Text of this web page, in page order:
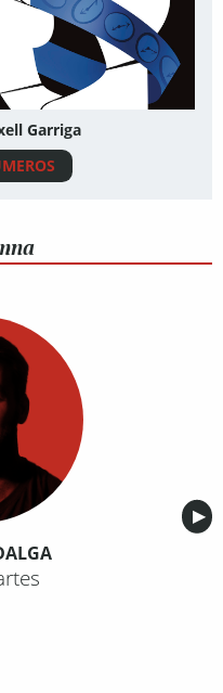
Garriga
▶︎